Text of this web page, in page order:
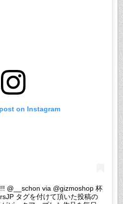
on Instagram
@__schon via @gizmoshop 杯
タグを付けて頂いた投稿の